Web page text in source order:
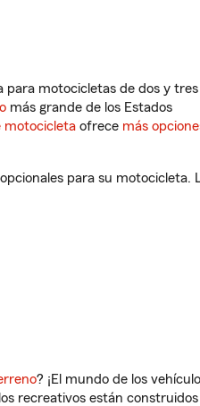
para motocicletas de dos y tres
más grande de los Estados
motocicleta ofrece más
para su motocicleta.
? ¡El mundo de los
recreativos están construidos